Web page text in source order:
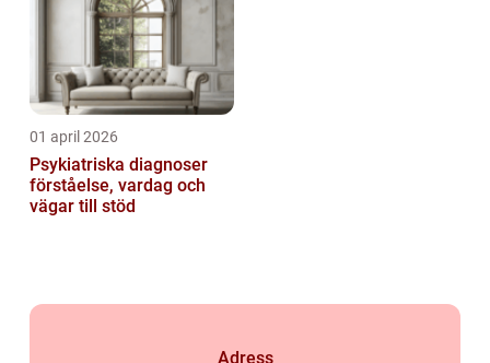
01 april 2026
Psykiatriska diagnoser
förståelse, vardag och
vägar till stöd
Adress